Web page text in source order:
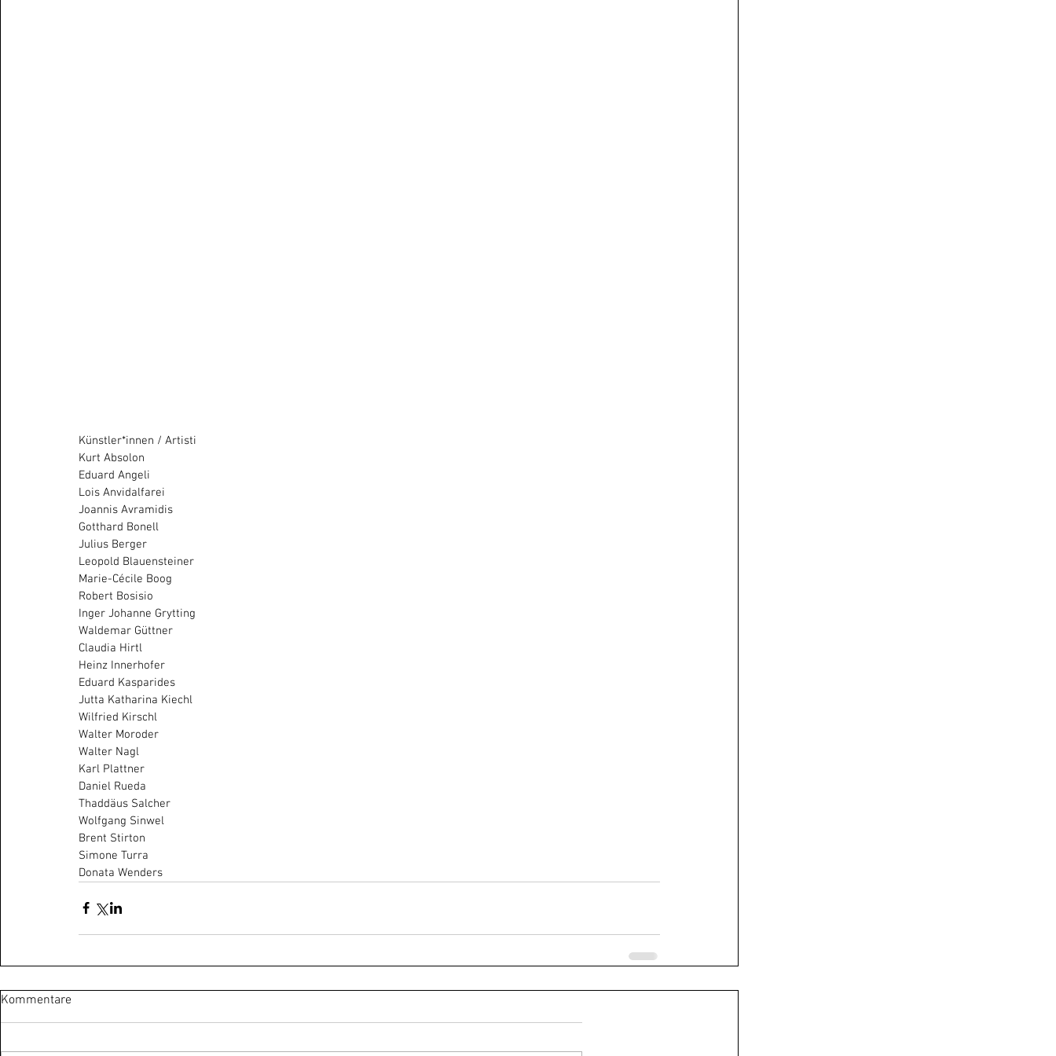
Künstler*innen / Artisti
Kurt Absolon
Eduard Angeli
Lois Anvidalfarei
Joannis Avramidis
Gotthard Bonell
Julius Berger
Leopold Blauensteiner
Marie-Cécile Boog
Robert Bosisio
Inger Johanne Grytting
Waldemar Güttner
Claudia Hirtl
Heinz Innerhofer
Eduard Kasparides
Jutta Katharina Kiechl
Wilfried Kirschl
Walter Moroder
Walter Nagl
Karl Plattner
Daniel Rueda
Thaddäus Salcher
Wolfgang Sinwel
Brent Stirton
Simone Turra
Donata Wenders
Kommentare